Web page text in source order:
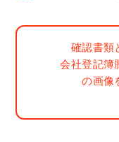
確認書類
会社登記簿
の画像